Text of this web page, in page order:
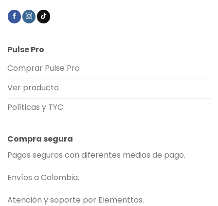
Pulse Pro
Comprar Pulse Pro
Ver producto
Políticas y TYC
Compra segura
Pagos seguros con diferentes medios de pago.
Envíos a Colombia.
Atención y soporte por Elementtos.